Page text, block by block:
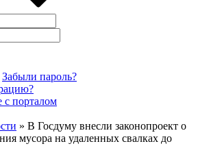
Забыли пароль?
с порталом
» В Госдуму внесли законопроект о
мусора на удаленных свалках до